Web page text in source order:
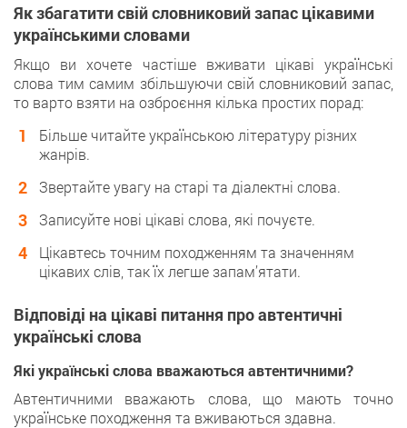
Як збагатити свій словниковий запас цікавими
українськими словами
Якщо ви хочете частіше вживати цікаві українські
слова тим самим збільшуючи свій словниковий запас,
то варто взяти на озброєння кілька простих порад:
Більше читайте українською літературу різних
жанрів.
Звертайте увагу на старі та діалектні слова.
Записуйте нові цікаві слова, які почуєте.
Цікавтесь точним походженням та значенням
цікавих слів, так їх легше запам’ятати.
Відповіді на цікаві питання про автентичні
українські слова
Які українські слова вважаються автентичними?
Автентичними вважають слова, що мають точно
українське походження та вживаються здавна.